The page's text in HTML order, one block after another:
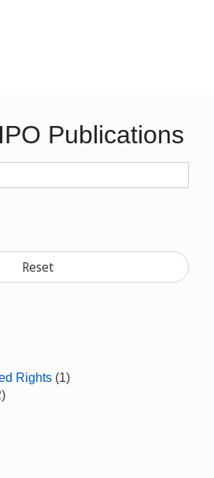
Publications
Reset
Rights (1)